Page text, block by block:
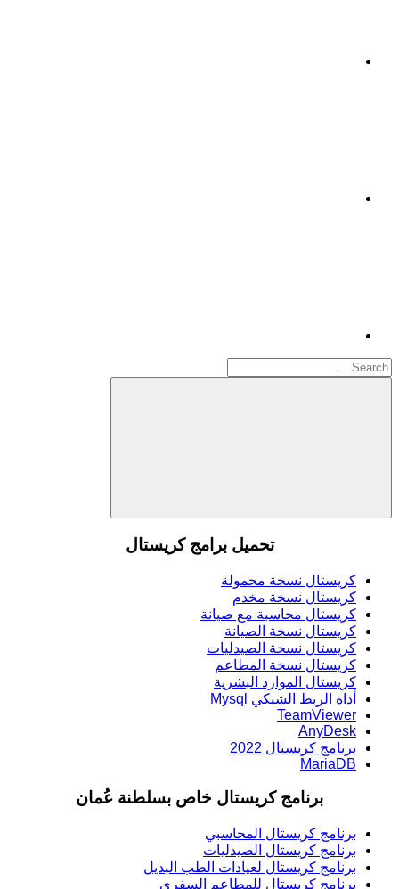
Search
for:
Search
تحميل برامج كريستال
كريستال نسخة محمولة
كريستال نسخة مخدم
كريستال محاسبة مع صيانة
كريستال نسخة الصيانة
كريستال نسخة الصيدليات
كريستال نسخة المطاعم
كريستال الموارد البشرية
أداة الربط الشبكي Mysql
TeamViewer
AnyDesk
برنامج كريستال 2022
MariaDB
برنامج كريستال خاص بسلطنة عُمان
برنامج كريستال المحاسبي
برنامج كريستال الصيدليات
برنامج كريستال لعيادات الطب البديل
برنامج كريستال للمطاعم السفري